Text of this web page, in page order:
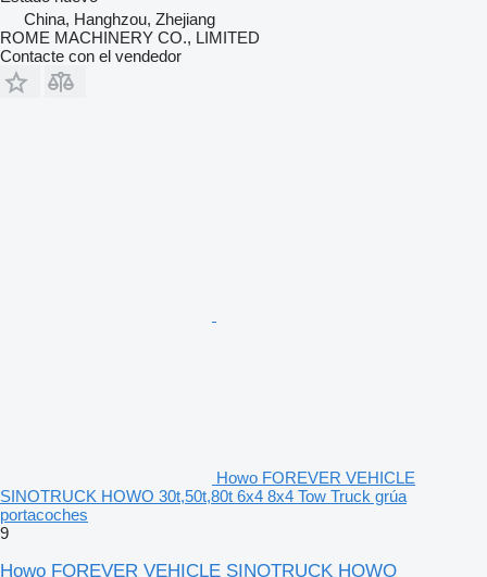
China, Hanghzou, Zhejiang
ROME MACHINERY CO., LIMITED
Contacte con el vendedor
Howo FOREVER VEHICLE
SINOTRUCK HOWO 30t,50t,80t 6x4 8x4 Tow Truck grúa
portacoches
9
Howo FOREVER VEHICLE SINOTRUCK HOWO